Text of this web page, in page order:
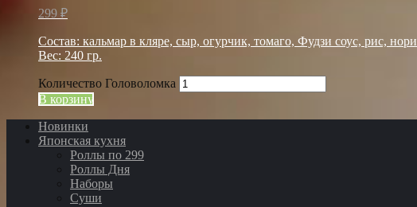
299 ₽
Состав: кальмар в кляре, сыр, огурчик, томаго, Фудзи соус, рис, нори
Вес: 240 гр.
Количество Головоломка
В корзину
Новинки
Японская кухня
Роллы по 299
Роллы Дня
Наборы
Суши